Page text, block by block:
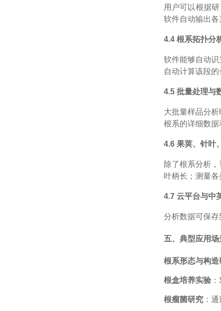
用户可以根据
软件自动输出
4.4 根系拓扑分
软件能够自动
自动计算该段
4.5 批量处理与
大批量样品分
根系的详细数
4.6 果荚、针叶
除了根系分析
叶柄长；测量
4.7 云平台与中
分析数据可保
五、典型应用场
根系形态与构造
根盒培养实验：
根瘤菌研究：通